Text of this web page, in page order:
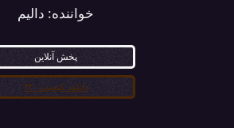
خواننده: دالیم
پخش آنلاین
دانلود کیفیت ۳۲۰